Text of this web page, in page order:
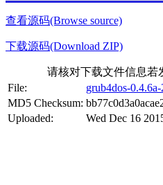
查看源码(Browse source)
下载源码(Download ZIP)
请核对下载文件信息若
File:
grub4dos-
MD5 Checksum:
Uploaded:
Wed Dec 16